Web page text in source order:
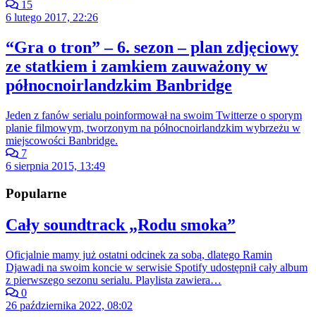
15
6 lutego 2017, 22:26
“Gra o tron” – 6. sezon – plan zdjęciowy
ze statkiem i zamkiem zauważony w
północnoirlandzkim Banbridge
Jeden z fanów serialu poinformował na swoim Twitterze o sporym
planie filmowym, tworzonym na północnoirlandzkim wybrzeżu w
miejscowości Banbridge.
7
6 sierpnia 2015, 13:49
Popularne
Cały soundtrack „Rodu smoka”
Oficjalnie mamy już ostatni odcinek za sobą, dlatego Ramin
Djawadi na swoim koncie w serwisie Spotify udostępnił cały album
z pierwszego sezonu serialu. Playlista zawiera…
0
26 października 2022, 08:02